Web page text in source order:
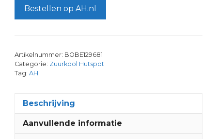
Bestellen op AH.nl
Artikelnummer: BOBE129681
Categorie: Zuurkool Hutspot
Tag: AH
Beschrijving
Aanvullende informatie